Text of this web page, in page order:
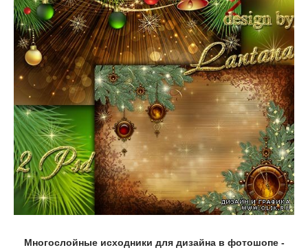
Многослойные исходники для дизайна в фотошопе -